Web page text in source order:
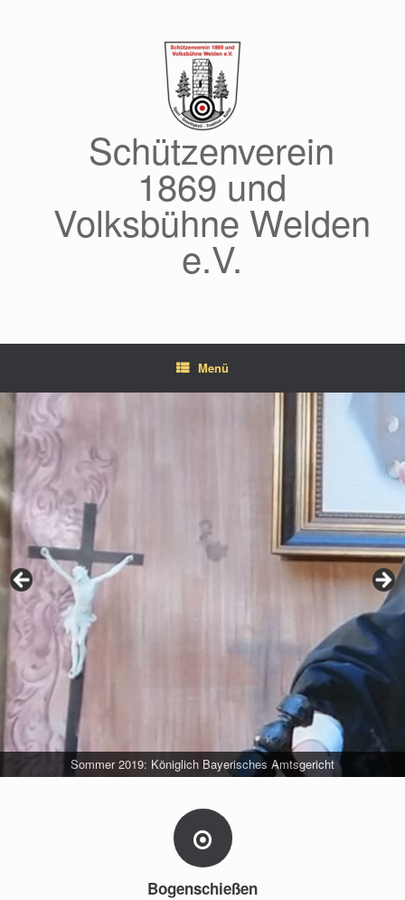
Schützenverein
1869 und
Volksbühne Welden
e.V.
Menü
Unsere neue Schießhalle
Sommer 2019: Königlich Bayerisches Amtsgericht
Unsere interaktive Schießanlage
Gau-Böllerschießen 2019
Bogenschießen